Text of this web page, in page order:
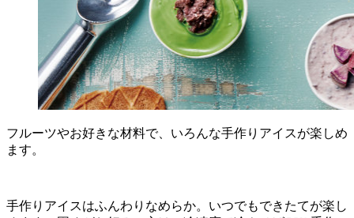
フルーツやお好きな材料で、いろんな手作りアイスが楽しめ
ます。
手作りアイスはふんわりなめらか。いつでもできたてが楽し